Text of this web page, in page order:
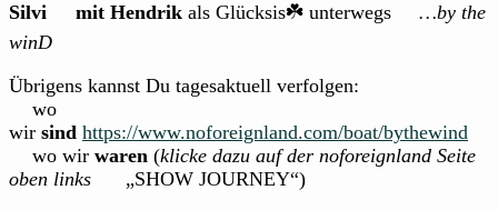
Silvi
mit Hendrikals Glücksis☘️ unterwegs
…by the
winD
Übrigens kannst Du tagesaktuell verfolgen:
wo
wir sind https://www.noforeignland.com/boat/bythewind
wo wir waren (klicke dazu auf der noforeignland Seite
oben links
„SHOW JOURNEY“)